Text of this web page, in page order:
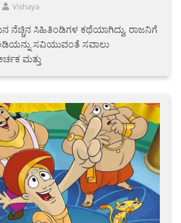
Vishaya
ನೆಚ್ಚಿನ ಸಿಹಿತಿಂಡಿಗಳ ಕಥೆಯಾಗಿದ್ದು, ರಾಜನಿಗೆ
ಸವಿಯುವಂತೆ ಸವಾಲು
ಮತ್ತು